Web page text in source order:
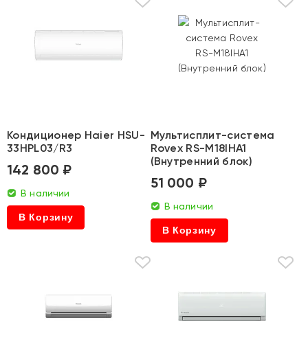
Кондиционер Haier HSU-
33HPL03/R3
142 800 ₽
В наличии
В Корзину
Мультисплит-система
Rovex RS-M18IHA1
(Внутренний блок)
51 000 ₽
В наличии
В Корзину